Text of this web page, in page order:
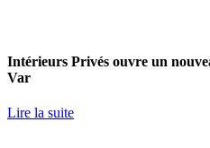
Intérieurs Privés ouvre un
Var
Lire la suite